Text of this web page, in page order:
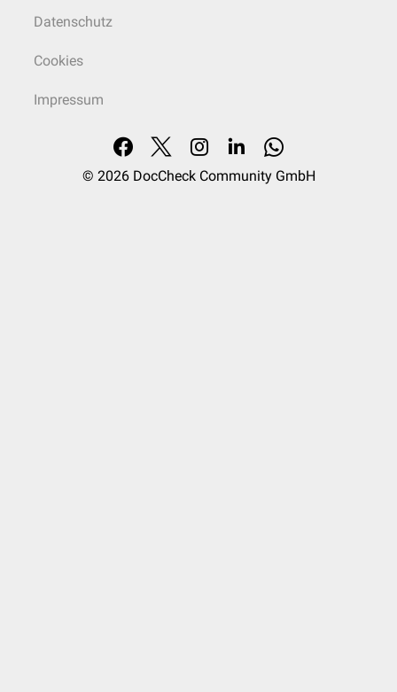
Datenschutz
Cookies
Impressum
© 2026 DocCheck Community GmbH